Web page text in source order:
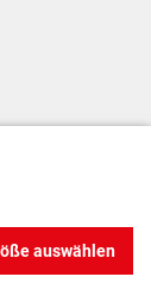
auswählen